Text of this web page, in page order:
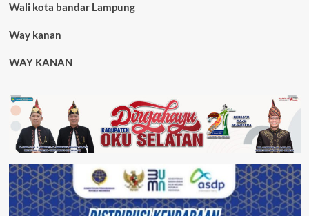
Wali kota bandar Lampung
Way kanan
WAY KANAN